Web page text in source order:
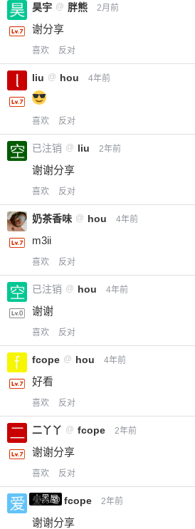
昊宇 @ 胖熊 2月前
谢分享
喜欢 反对
liu @ hou 4年前
喜欢 反对
已注销 @ liu 2年前
谢谢分享
喜欢 反对
奶茶香味 @ hou 4年前
m3ii
喜欢 反对
已注销 @ hou 4年前
谢谢
喜欢 反对
fcope @ hou 4年前
好看
喜欢 反对
二丫丫 @ fcope 2年前
谢谢分享
喜欢 反对
小黑屋
爱X @ fcope 2年前
谢谢分享